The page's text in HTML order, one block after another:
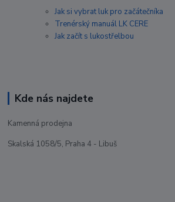
Jak si vybrat luk pro začátečníka
Trenérský manuál LK CERE
Jak začít s lukostřelbou
Kde nás najdete
Kamenná prodejna
Skalská 1058/5, Praha 4 - Libuš